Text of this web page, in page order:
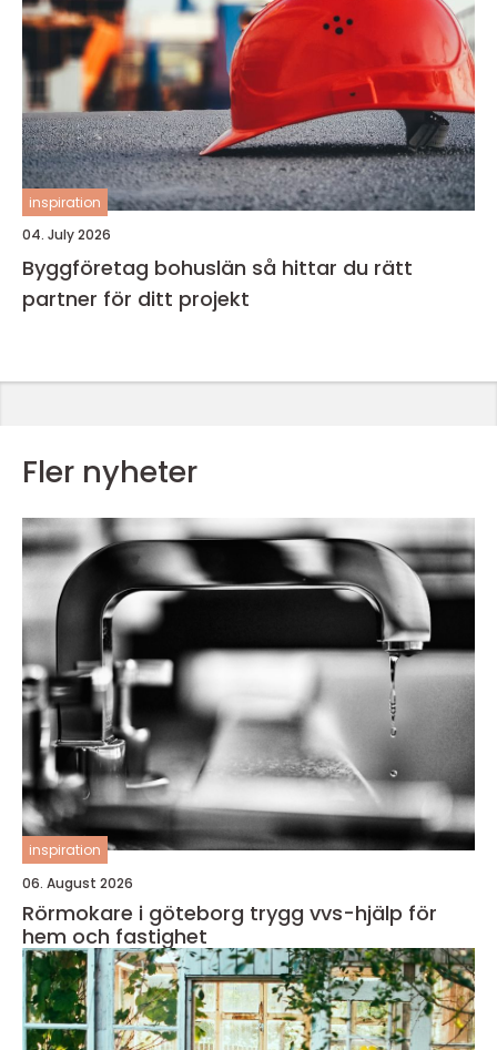
inspiration
04. July 2026
Byggföretag bohuslän så hittar du rätt
partner för ditt projekt
Fler nyheter
inspiration
06. August 2026
Rörmokare i göteborg trygg vvs-hjälp för
hem och fastighet